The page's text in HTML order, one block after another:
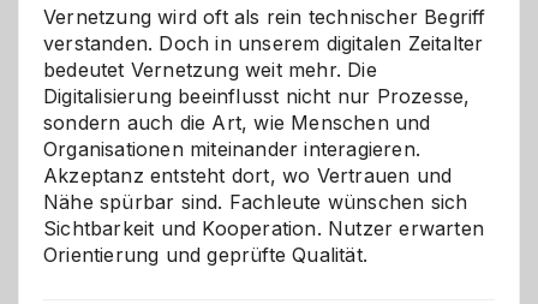
Vernetzung wird oft als rein technischer Begriff
verstanden. Doch in unserem digitalen Zeitalter
bedeutet Vernetzung weit mehr. Die
Digitalisierung beeinflusst nicht nur Prozesse,
sondern auch die Art, wie Menschen und
Organisationen miteinander interagieren.
Akzeptanz entsteht dort, wo Vertrauen und
Nähe spürbar sind. Fachleute wünschen sich
Sichtbarkeit und Kooperation. Nutzer erwarten
Orientierung und geprüfte Qualität.